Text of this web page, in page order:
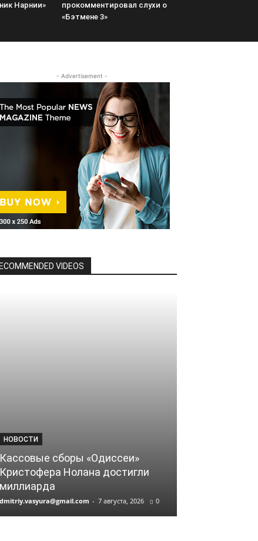
Нарнии»
прокомментировал слухи о
«Бэтмене 3»
- Advertisement -
VIDEOS
НОВОСТИ
Кассовые сборы «Одиссеи»
Кристофера Нолана достигли
миллиарда
dmitriy.vasyura@gmail.com - 7 августа, 2026 0